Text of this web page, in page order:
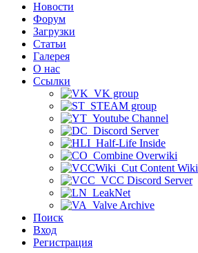
Новости
Форум
Загрузки
Статьи
Галерея
О нас
Ссылки
VK group
STEAM group
Youtube Channel
Discord Server
Half-Life Inside
Combine Overwiki
Cut Content Wiki
VCC Discord Server
LeakNet
Valve Archive
Поиск
Вход
Регистрация